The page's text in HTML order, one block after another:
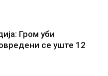
Гром уби
се уште 12